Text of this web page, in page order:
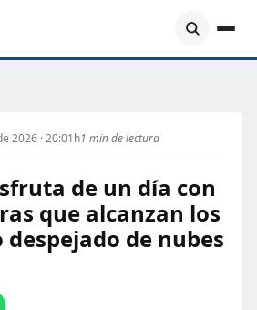
2026 · 20:01h1 min de lectura
de un día con
que alcanzan los
despejado de nubes